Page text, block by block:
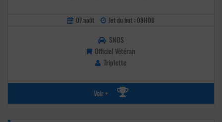
07 août Jet du but : 08H00
SNOS
Officiel Vétéran
Triplette
Voir +